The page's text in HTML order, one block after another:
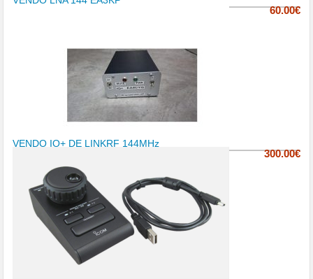
60.00€
VENDO IQ+ DE LINKRF 144MHz
300.00€